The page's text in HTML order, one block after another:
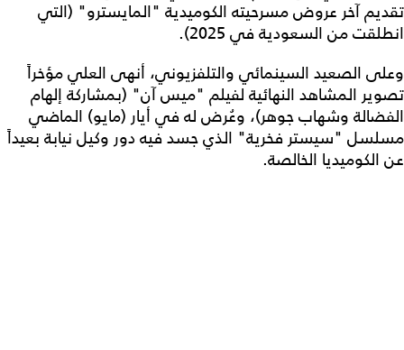
تقديم آخر عروض مسرحيته الكوميدية "المايسترو" (التي
انطلقت من السعودية في 2025).
وعلى الصعيد السينمائي والتلفزيوني، أنهى العلي مؤخراً
تصوير المشاهد النهائية لفيلم "ميس آن" (بمشاركة إلهام
الفضالة وشهاب جوهر)، وعُرض له في أيار (مايو) الماضي
مسلسل "سيستر فخرية" الذي جسد فيه دور وكيل نيابة بعيداً
عن الكوميديا الخالصة.